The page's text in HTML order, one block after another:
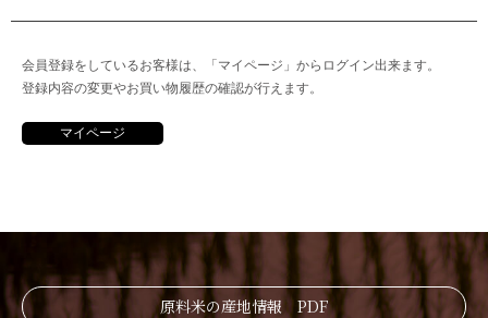
会員登録をしているお客様は、「マイページ」からログイン出来ます。
登録内容の変更やお買い物履歴の確認が行えます。
マイページ
原料米の産地情報 PDF